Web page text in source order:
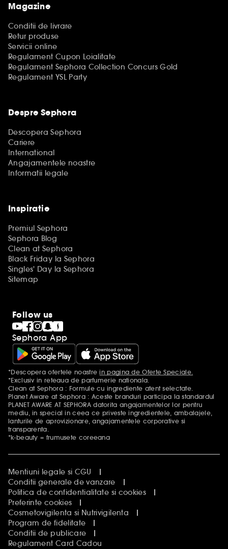
Magazine
Conditii de livrare
Retur produse
Servicii online
Regulament Cupon Loialitate
Regulament Sephora Collection Concurs Gold
Regulament YSL Party
Despre Sephora
Descopera Sephora
Cariere
International
Angajamentele noastre
Informatii legale
Inspiratie
Premiul Sephora
Sephora Blog
Clean at Sephora
Black Friday la Sephora
Singles' Day la Sephora
Sitemap
Follow us
Sephora App
Mentiuni aditionale
*Descopera ofertele noastrein pagina de Oferte Speciale.
*Exclusiv in reteaua de parfumerie nationala.
Clean at Sephora : Formule cu ingrediente atent selectate.
Planet Aware at Sephora : Aceste branduri participa la standardul
PLANET AWARE AT SEPHORA datorita angajamentelor lor pentru
mediu, in special in ceea ce priveste ingredientele, ambalajele,
lanturile de aprovizionare, angajamentele corporative si
transparenta.
*k-beauty = frumusete coreeana
Mentiuni legale si CGU
Conditii generale de vanzare
Politica de confidentialitate si cookies
Preferinte cookies
Cosmetovigilenta si Nutrivigilenta
Program de fidelitate
Conditii de publicare
Regulament Card Cadou